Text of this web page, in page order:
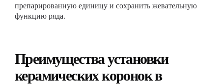
препарированную единицу и сохранить жевательную
функцию ряда.
Преимущества установки
керамических коронок в